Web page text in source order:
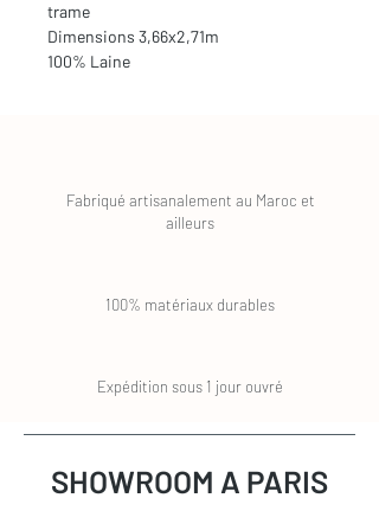
trame
Dimensions 3,66x2,71m
100% Laine
Fabriqué artisanalement au Maroc et
ailleurs
100% matériaux durables
Expédition sous 1 jour ouvré
SHOWROOM A PARIS